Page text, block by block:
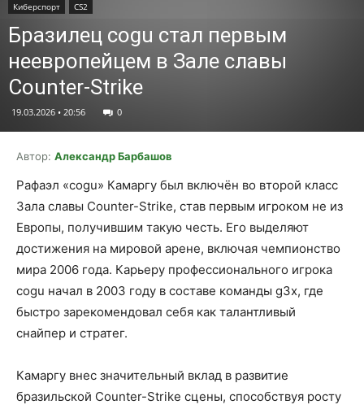
Киберспорт CS2
Бразилец cogu стал первым
неевропейцем в Зале славы
Counter-Strike
19.03.2026 • 20:56 0
Автор: Александр Барбашов
Рафаэл «cogu» Камаргу был включён во второй класс
Зала славы Counter-Strike, став первым игроком не из
Европы, получившим такую честь. Его выделяют
достижения на мировой арене, включая чемпионство
мира 2006 года. Карьеру профессионального игрока
cogu начал в 2003 году в составе команды g3x, где
быстро зарекомендовал себя как талантливый
снайпер и стратег.
Камаргу внес значительный вклад в развитие
бразильской Counter-Strike сцены, способствуя росту